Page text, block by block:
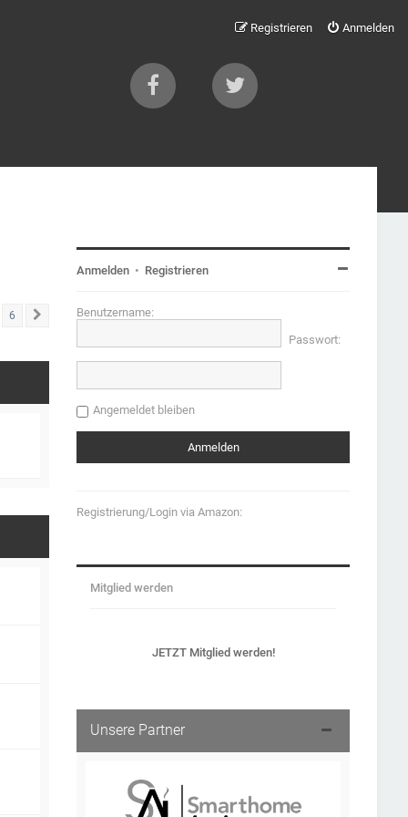
Anmelden
Registrieren
6 Nächste
Anmelden • Registrieren
Benutzername:
Passwort:
Angemeldet bleiben
Registrierung/Login via Amazon:
Mitglied werden
JETZT Mitglied werden!
Unsere Partner